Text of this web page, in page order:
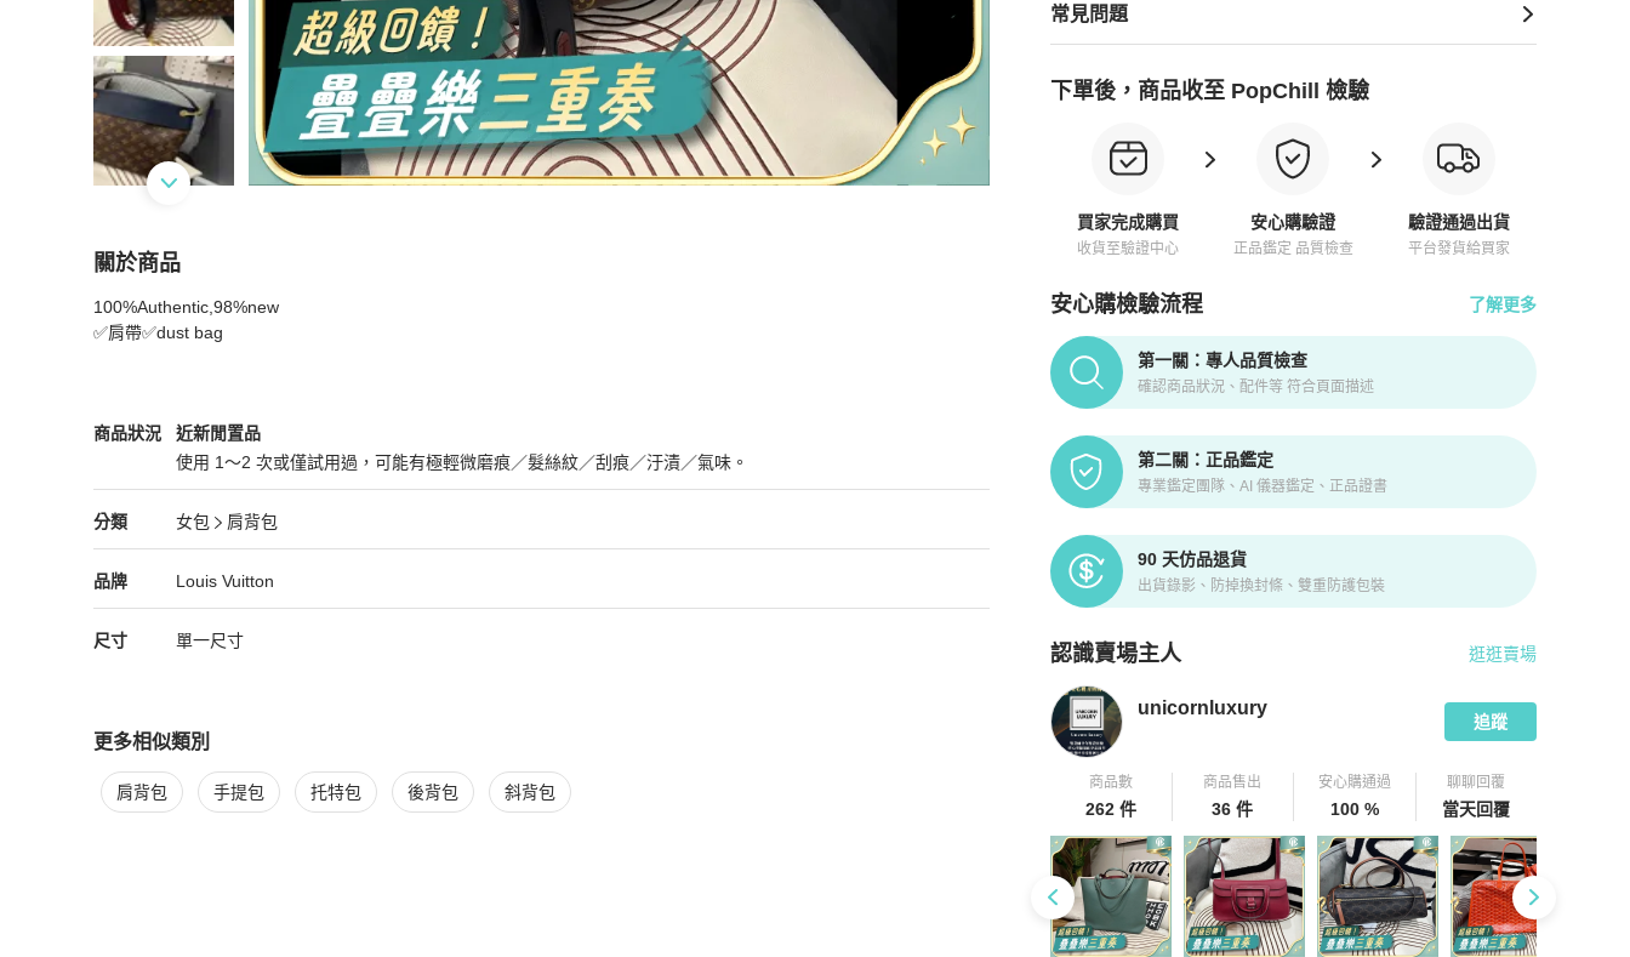
常見問題
下單後，商品收至 PopChill 檢驗
買家完成購買
收貨至驗證中心
安心購驗證
正品鑑定 品質檢查
驗證通過出貨
平台發貨給買家
安心購檢驗流程 了解更多
PopChill拍拍圈正品驗證、安心購檢驗流程介紹
第一關：專人品質檢查
確認商品狀況、配件等 符合頁面描述
第二關：正品鑑定
專業鑑定團隊、AI 儀器鑑定、正品證書
90 天仿品退貨
出貨錄影、防掉換封條、雙重防護包裝
認識賣場主人
PopChill 拍拍圈嚴選賣家
逛逛賣場
unicornluxury
追蹤
商品數
262 件
商品售出
36 件
安心購通過
100 %
聊聊回覆
當天回覆
關於商品
關於Lv Tuileries besace bag 2way bag M43154
100%Authentic,98%new
✅肩帶✅dust bag
商品狀況
Louis Vuitton女包商品狀態與細節
近新閒置品
使用 1～2 次或僅試用過，可能有極輕微磨痕／髮絲紋／刮痕／汙漬／氣味。
近新閒置品
分類
Louis Vuitton女包 分類資訊
女包
肩背包
女包/肩背包推薦
品牌
Louis Vuitton精品女包品牌介紹
Louis Vuitton
Louis Vuitton推薦清單
尺寸 單一尺寸
更多相似類別
更多Louis Vuitton女包 相似商品推薦
肩背包 手提包 托特包 後背包 斜背包